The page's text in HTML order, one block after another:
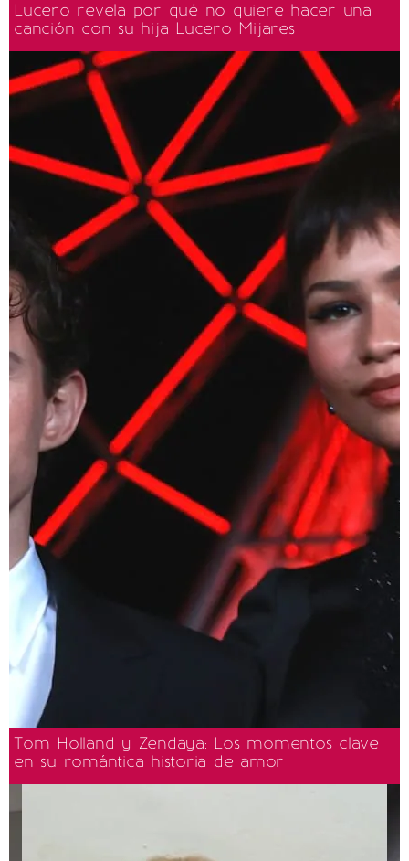
Lucero revela por qué no quiere hacer una
canción con su hija Lucero Mijares
Tom Holland y Zendaya: Los momentos clave
en su romántica historia de amor